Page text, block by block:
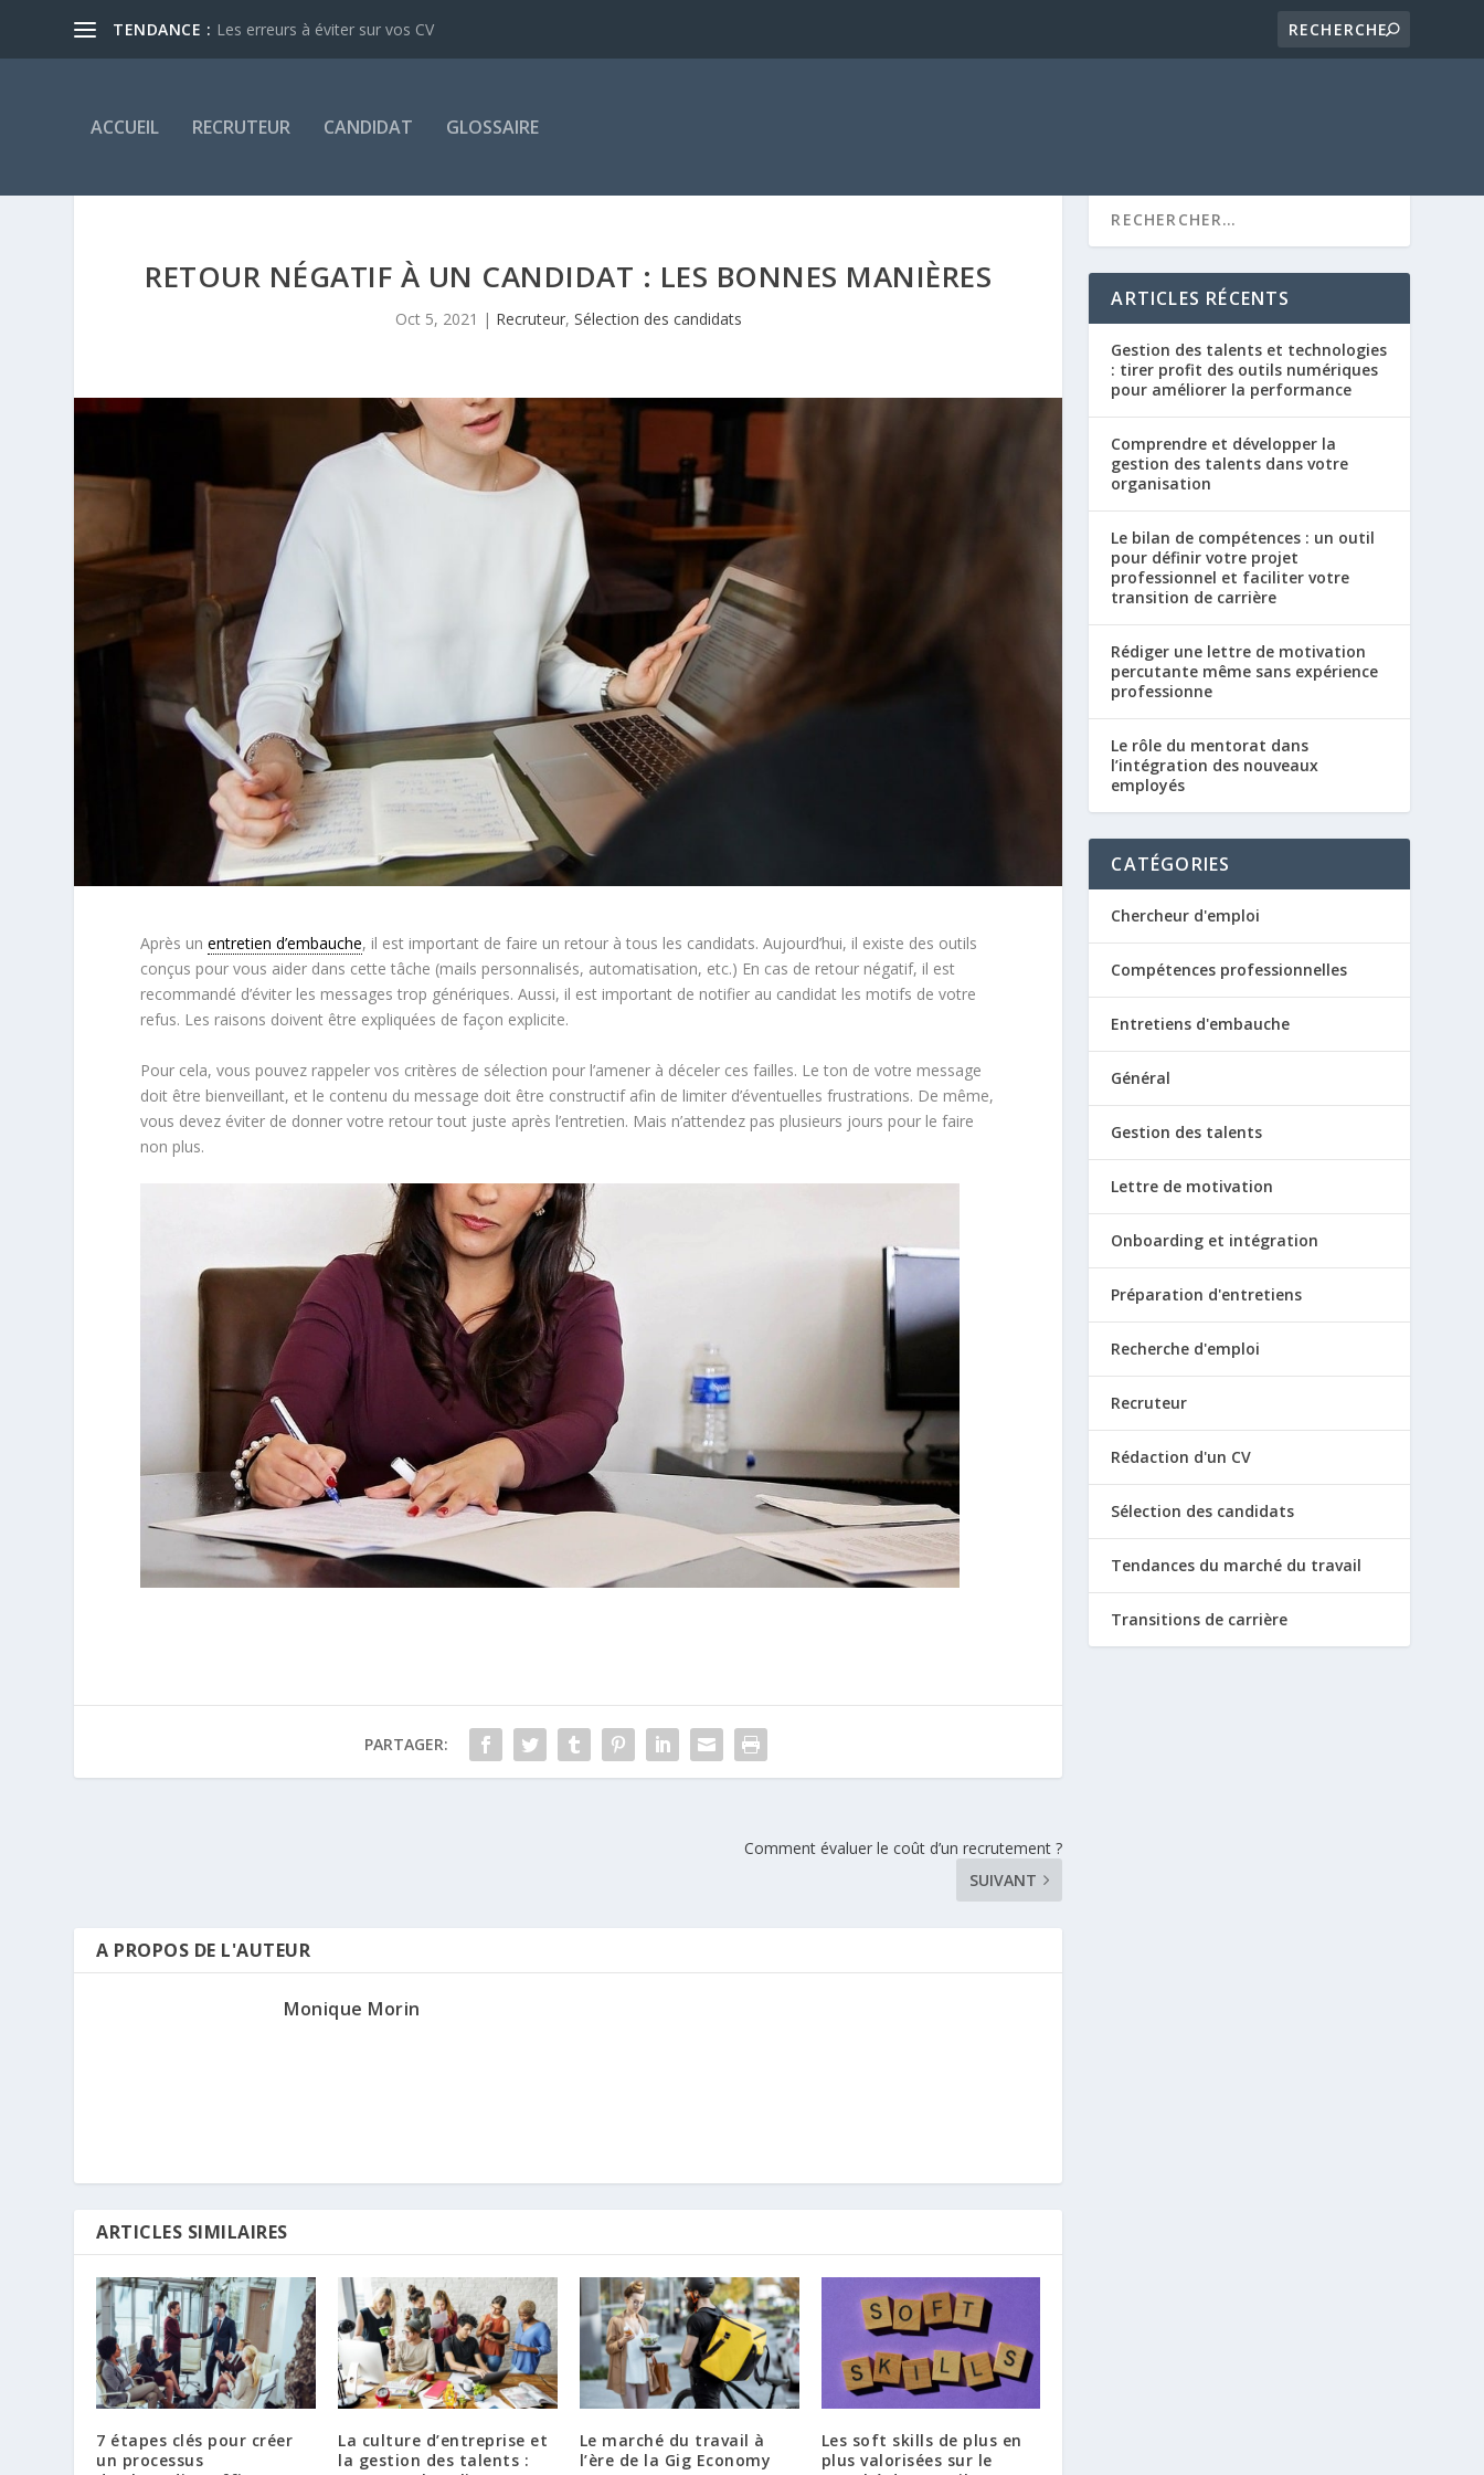
TENDANCE : Les erreurs à éviter sur vos CV
ACCUEIL RECRUTEUR CANDIDAT GLOSSAIRE
RETOUR NÉGATIF À UN CANDIDAT : LES BONNES MANIÈRES
Oct 5, 2021 | Recruteur, Sélection des candidats
Après unentretien d’embauche, il est important de faire un retour à tous les candidats. Aujourd’hui, il existe des outils
conçus pour vous aider dans cette tâche (mails personnalisés, automatisation, etc.) En cas de retour négatif, il est
recommandé d’éviter les messages trop génériques. Aussi, il est important de notifier au candidat les motifs de votre
refus. Les raisons doivent être expliquées de façon explicite.
Pour cela, vous pouvez rappeler vos critères de sélection pour l’amener à déceler ces failles. Le ton de votre message
doit être bienveillant, et le contenu du message doit être constructif afin de limiter d’éventuelles frustrations. De même,
vous devez éviter de donner votre retour tout juste après l’entretien. Mais n’attendez pas plusieurs jours pour le faire
non plus.
PARTAGER:
Comment évaluer le coût d’un recrutement ?
SUIVANT
A PROPOS DE L'AUTEUR
Monique Morin
ARTICLES SIMILAIRES
7 étapes clés pour créer
un processus
La culture d’entreprise et
la gestion des talents :
Le marché du travail à
l’ère de la Gig Economy
Les soft skills de plus en
plus valorisées sur le
ARTICLES RÉCENTS
Gestion des talents et technologies
: tirer profit des outils numériques
pour améliorer la performance
Comprendre et développer la
gestion des talents dans votre
organisation
Le bilan de compétences : un outil
pour définir votre projet
professionnel et faciliter votre
transition de carrière
Rédiger une lettre de motivation
percutante même sans expérience
professionne
Le rôle du mentorat dans
l’intégration des nouveaux
employés
CATÉGORIES
Chercheur d'emploi
Compétences professionnelles
Entretiens d'embauche
Général
Gestion des talents
Lettre de motivation
Onboarding et intégration
Préparation d'entretiens
Recherche d'emploi
Recruteur
Rédaction d'un CV
Sélection des candidats
Tendances du marché du travail
Transitions de carrière